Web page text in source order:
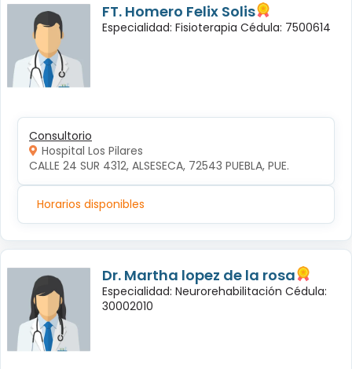
FT. Homero Felix Solis
Especialidad: Fisioterapia Cédula: 7500614
Consultorio
Hospital Los Pilares
CALLE 24 SUR 4312, ALSESECA, 72543 PUEBLA, PUE.
Horarios disponibles
Dr. Martha lopez de la rosa
Especialidad: Neurorehabilitación Cédula:
30002010